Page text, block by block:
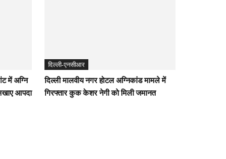
में अग्नि
आपदा
दिल्ली-एनसीआर
दिल्ली मालवीय नगर होटल अग्निकांड मामले में
गिरफ्तार कुक केशर नेगी को मिली जमानत